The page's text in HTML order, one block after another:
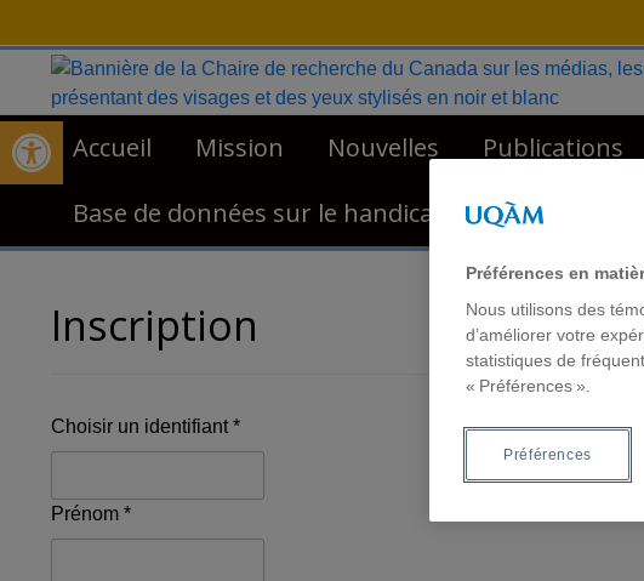
Skip
content
Accueil Mission Nouvelles Publications
Base de données sur le handicap et la sourditude
Inscription
Choisir un identifiant *
Prénom *
Open toolbar
Préférences en
Nous utilisons des
d’améliorer votre
statistiques de
« Préférences ».
Préférences